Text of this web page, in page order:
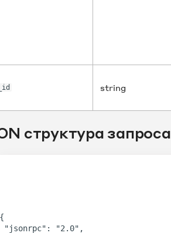
string
структура запроса
{